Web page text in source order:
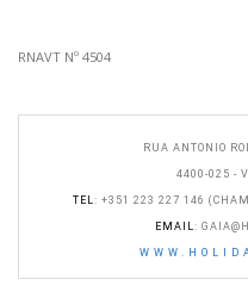
RNAVT Nº 4504
RUA ANTONIO
4400-025 -
TEL : +351 223 227 146
EMAIL :